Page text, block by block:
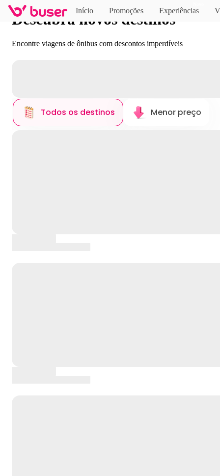
Início Promoções Experiências
Descubra novos destinos
Encontre viagens de ônibus com descontos imperdíveis
Todos os destinos Menor preço